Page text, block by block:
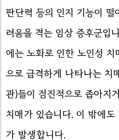
판단력 등의 인지 기능이 떨
려움을 격는 임상 증후군입
에는 노화로 인한 노인성 치
으로 급격하게 나타나는 치
관)들이 점진적으로 좁아지
치매가 있습니다. 이 밖에도
가 발생합니다.